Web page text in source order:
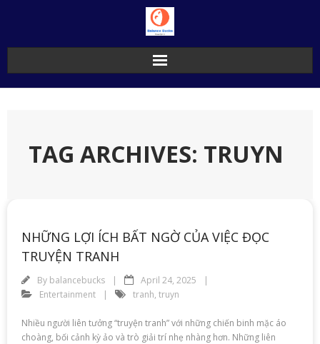
TAG ARCHIVES: TRUYN
NHỮNG LỢI ÍCH BẤT NGỜ CỦA VIỆC ĐỌC
TRUYỆN TRANH
By balancebucks
April 24, 2025
Entertainment
tranh, truyn
Nhiều người liên tưởng “truyện tranh” với những chiến binh mặc áo
choàng, bối cảnh kỳ ảo và trò giải trí nhẹ nhàng hơn. Những liên